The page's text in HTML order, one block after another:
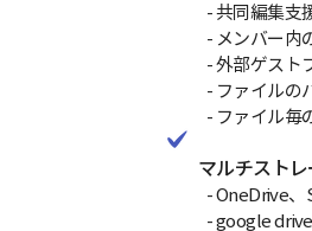
- 共同編集支
- メンバー内
- 外部ゲスト
- ファイルの
- ファイル毎
マルチスト
- OneDrive
- google